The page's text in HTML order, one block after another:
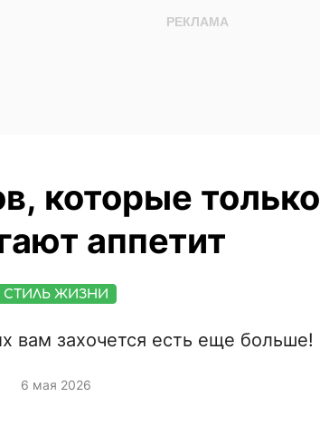
которые только
аппетит
СТИЛЬ ЖИЗНИ
вам захочется есть еще больше!
6 мая 2026